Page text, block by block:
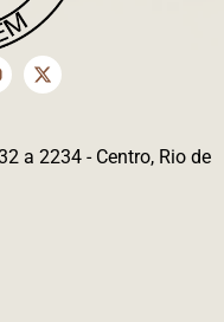
a 2234 - Centro, Rio de